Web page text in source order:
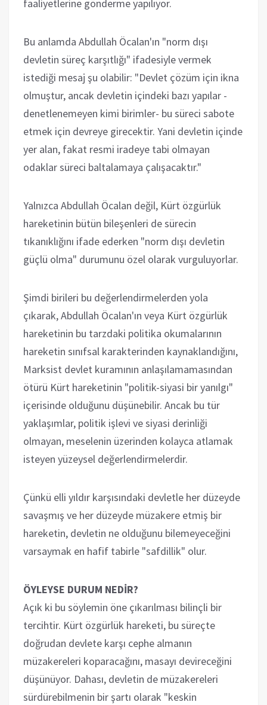
faaliyetlerine gönderme yapılıyor.
Bu anlamda Abdullah Öcalan'ın "norm dışı
devletin süreç karşıtlığı" ifadesiyle vermek
istediği mesaj şu olabilir: "Devlet çözüm için ikna
olmuştur, ancak devletin içindeki bazı yapılar -
denetlenemeyen kimi birimler- bu süreci sabote
etmek için devreye girecektir. Yani devletin içinde
yer alan, fakat resmi iradeye tabi olmayan
odaklar süreci baltalamaya çalışacaktır."
Yalnızca Abdullah Öcalan değil, Kürt özgürlük
hareketinin bütün bileşenleri de sürecin
tıkanıklığını ifade ederken "norm dışı devletin
güçlü olma" durumunu özel olarak vurguluyorlar.
Şimdi birileri bu değerlendirmelerden yola
çıkarak, Abdullah Öcalan'ın veya Kürt özgürlük
hareketinin bu tarzdaki politika okumalarının
hareketin sınıfsal karakterinden kaynaklandığını,
Marksist devlet kuramının anlaşılamamasından
ötürü Kürt hareketinin "politik-siyasi bir yanılgı"
içerisinde olduğunu düşünebilir. Ancak bu tür
yaklaşımlar, politik işlevi ve siyasi derinliği
olmayan, meselenin üzerinden kolayca atlamak
isteyen yüzeysel değerlendirmelerdir.
Çünkü elli yıldır karşısındaki devletle her düzeyde
savaşmış ve her düzeyde müzakere etmiş bir
hareketin, devletin ne olduğunu bilemeyeceğini
varsaymak en hafif tabirle "safdillik" olur.
ÖYLEYSE DURUM NEDİR?
Açık ki bu söylemin öne çıkarılması bilinçli bir
tercihtir. Kürt özgürlük hareketi, bu süreçte
doğrudan devlete karşı cephe almanın
müzakereleri koparacağını, masayı devireceğini
düşünüyor. Dahası, devletin de müzakereleri
sürdürebilmenin bir şartı olarak "keskin